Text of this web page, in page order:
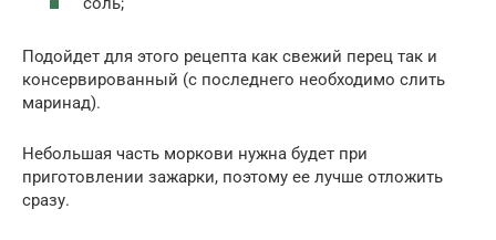
Подойдет для этого рецепта как свежий перец так и
консервированный (с последнего необходимо слить
маринад).
Небольшая часть моркови нужна будет при
приготовлении зажарки, поэтому ее лучше отложить
сразу.